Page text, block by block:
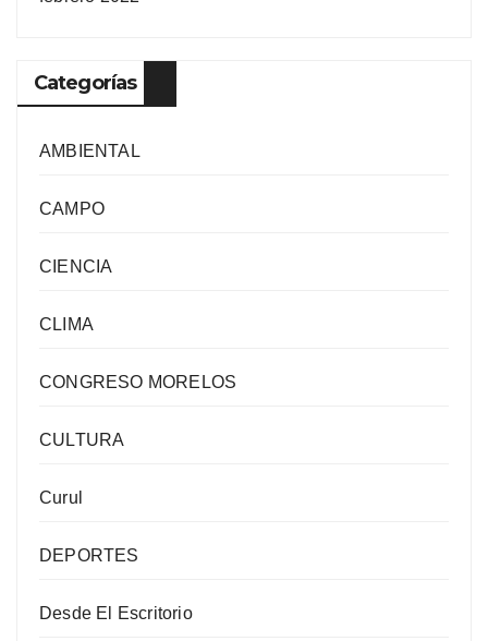
Categorías
AMBIENTAL
CAMPO
CIENCIA
CLIMA
CONGRESO MORELOS
CULTURA
Curul
DEPORTES
Desde El Escritorio